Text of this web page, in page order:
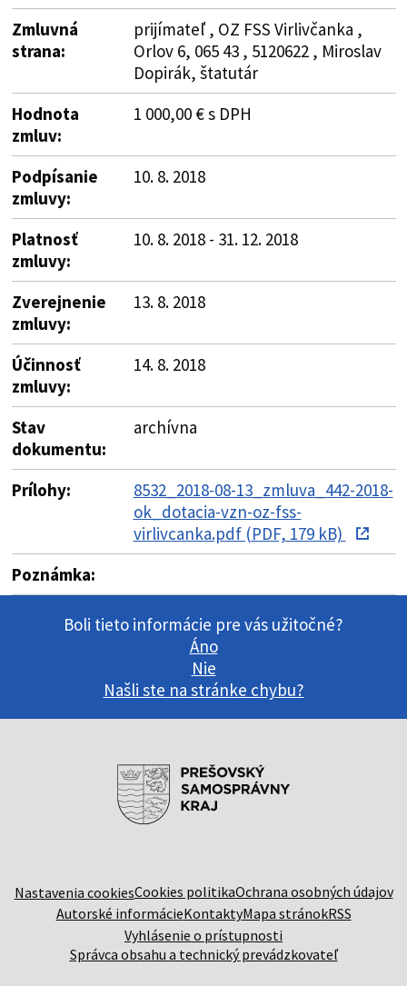
Zmluvná
strana:
prijímateľ , OZ FSS Virlivčanka ,
Orlov 6, 065 43 , 5120622 , Miroslav
Dopirák, štatutár
Hodnota
zmluv:
1 000,00 € s DPH
Podpísanie
zmluvy:
10. 8. 2018
Platnosť
zmluvy:
10. 8. 2018 - 31. 12. 2018
Zverejnenie
zmluvy:
13. 8. 2018
Účinnosť
zmluvy:
14. 8. 2018
Stav
dokumentu:
archívna
Prílohy:
8532_2018-08-13_zmluva_442-2018-
ok_dotacia-vzn-oz-fss-
virlivcanka.pdf (PDF, 179 kB)
Poznámka:
Boli tieto informácie pre vás užitočné?
Áno
Nie
Našli ste na stránke chybu?
Nastavenia cookiesCookies politikaOchrana osobných údajov
Autorské informácieKontaktyMapa stránokRSS
Vyhlásenie o prístupnosti
Správca obsahu a technický prevádzkovateľ